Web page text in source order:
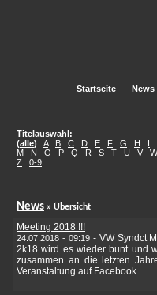
Startseite News
Titelauswahl:
(alle) A B C D E F G H
I
M
N O P Q R S T U V
W
Z
0-9
News » Übersicht
Meeting 2018 !!!
24.07.2018 - 09:19- VW Syndct
2k18 wird es wieder bunt und
zusammen an die letzten
Veranstaltung auf Facebook ...